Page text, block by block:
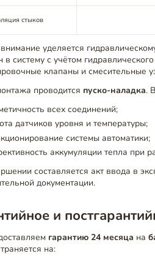
стыков
уделяется
в систему с учётом
клапаны и смесительные
проводится пуско-наладка.
всех соединений;
датчиков уровня и температуры;
системы автоматики;
аккумуляции тепла при
составляется акт ввода в
документации.
и
гарантию 24 месяца на
на: